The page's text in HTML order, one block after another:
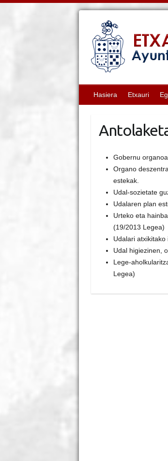
Hasiera Etxauri
Gobernu
Organo
estekak.
Udal-sozietate
Udalaren plan
Urteko eta
(19/2013 Legea)
Udalari atxikitako
Udal higiezinen,
Lege-
Legea)